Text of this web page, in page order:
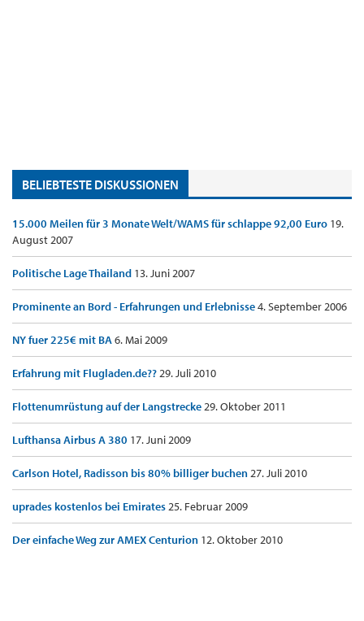
BELIEBTESTE DISKUSSIONEN
15.000 Meilen für 3 Monate Welt/WAMS für schlappe 92,00 Euro 19.
August 2007
Politische Lage Thailand 13. Juni 2007
Prominente an Bord - Erfahrungen und Erlebnisse4. September 2006
NY fuer 225€ mit BA6. Mai 2009
Erfahrung mit Flugladen.de??29. Juli 2010
Flottenumrüstung auf der Langstrecke29. Oktober 2011
Lufthansa Airbus A 380 17. Juni 2009
Carlson Hotel, Radisson bis 80% billiger buchen27. Juli 2010
uprades kostenlos bei Emirates25. Februar 2009
Der einfache Weg zur AMEX Centurion 12. Oktober 2010